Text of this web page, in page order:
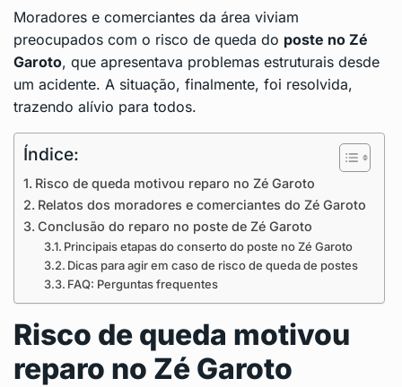
Moradores e comerciantes da área viviam
preocupados com o risco de queda do poste no Zé
Garoto, que apresentava problemas estruturais desde
um acidente. A situação, finalmente, foi resolvida,
trazendo alívio para todos.
Índice:
Risco de queda motivou reparo no Zé Garoto
Relatos dos moradores e comerciantes do Zé Garoto
Conclusão do reparo no poste de Zé Garoto
Principais etapas do conserto do poste no Zé Garoto
Dicas para agir em caso de risco de queda de postes
FAQ: Perguntas frequentes
Risco de queda motivou
reparo no Zé Garoto